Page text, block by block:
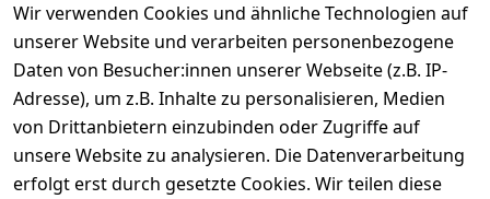
Kundenbewertungen
Durchschnittliche Bewertung
0
Basierend auf 0 Bewertung(en)
Bewertung abgeben
Wir verwenden Cookies und ähnliche Technologien auf
unserer Website und verarbeiten personenbezogene
Daten von Besucher:innen unserer Webseite (z.B. IP-
Adresse), um z.B. Inhalte zu personalisieren, Medien
von Drittanbietern einzubinden oder Zugriffe auf
unsere Website zu analysieren. Die Datenverarbeitung
erfolgt erst durch gesetzte Cookies. Wir teilen diese